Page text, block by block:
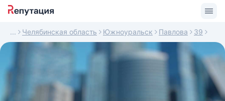
Челябинская область Южноуральск Павлова 39